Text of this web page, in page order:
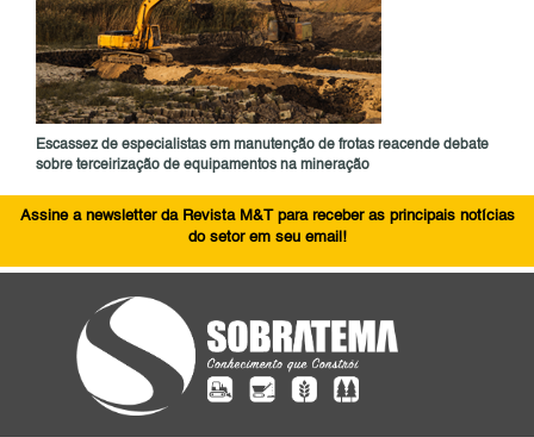
Escassez de especialistas em manutenção de frotas reacende debate
sobre terceirização de equipamentos na mineração
Assine a newsletter da Revista M&T para receber as principais notícias
do setor em seu email!